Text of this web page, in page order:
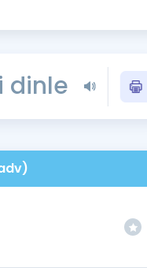
Blog
YDS - YÖKDİL
İngilizce
dinle